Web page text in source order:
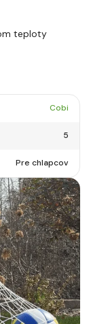
teploty
Cobi
5
Pre chlapcov